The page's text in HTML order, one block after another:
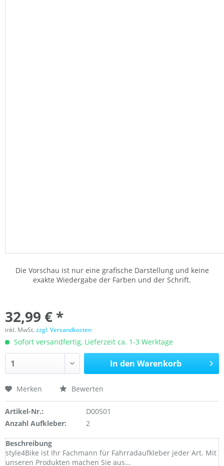
Die Vorschau ist nur eine grafische Darstellung und keine
exakte Wiedergabe der Farben und der Schrift.
32,99 € *
inkl. MwSt.zzgl. Versandkosten
Sofort versandfertig, Lieferzeit ca. 1-3 Werktage
In den Warenkorb
Merken Bewerten
Artikel-Nr.:
D00501
Anzahl Aufkleber:
2
Beschreibung
style4Bike ist Ihr Fachmann für Fahrradaufkleber jeder Art. Mit
unseren Produkten machen Sie aus...